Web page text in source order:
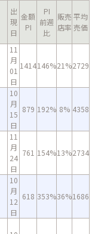
出
現
日
金額
PI
PI
前週
比
販売
店率
平均
売価
11
月
01
日
1414146%21%2729
10
月
15
日
879 192% 8% 4358
11
月
24
日
761 154%13%2734
10
月
12
日
618 353%36%1686